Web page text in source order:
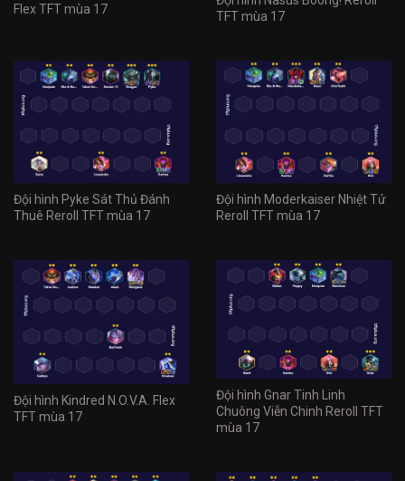
Flex TFT mùa 17
TFT mùa 17
Đội hình Pyke Sát Thủ Đánh
Thuê Reroll TFT mùa 17
Đội hình Moderkaiser Nhiệt Tử
Reroll TFT mùa 17
Đội hình Kindred N.O.V.A. Flex
TFT mùa 17
Đội hình Gnar Tinh Linh
Chuông Viễn Chinh Reroll TFT
mùa 17